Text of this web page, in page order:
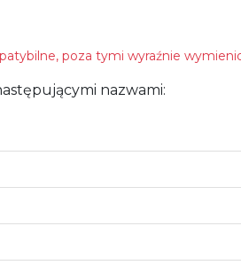
poza tymi wyraźnie
nazwami: